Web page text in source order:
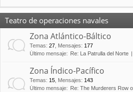
Teatro de operaciones navales
Zona Atlántico-Báltico
Temas: 27 Mensajes: 177
Último mensaje:
Re: La Patrulla del Norte
Zona Índico-Pacífico
Temas: 15 Mensajes: 143
Último mensaje:
Re: The Murderers Row